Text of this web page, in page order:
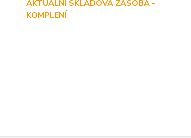
AKTUÁLNÍ SKLADOVÁ ZÁSOBA -
KOMPLENÍ